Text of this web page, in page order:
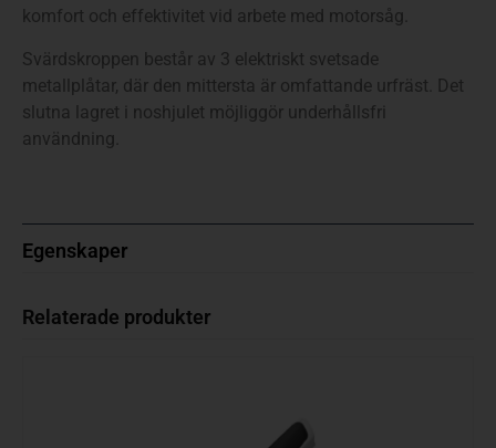
komfort och effektivitet vid arbete med motorsåg.
Svärdskroppen består av 3 elektriskt svetsade
metallplåtar, där den mittersta är omfattande urfräst. Det
slutna lagret i noshjulet möjliggör underhållsfri
användning.
Egenskaper
Relaterade produkter